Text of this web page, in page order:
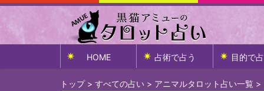
HOME 占術で占う 目的で
トップ> すべての占い > アニマルタロット占い一覧 >